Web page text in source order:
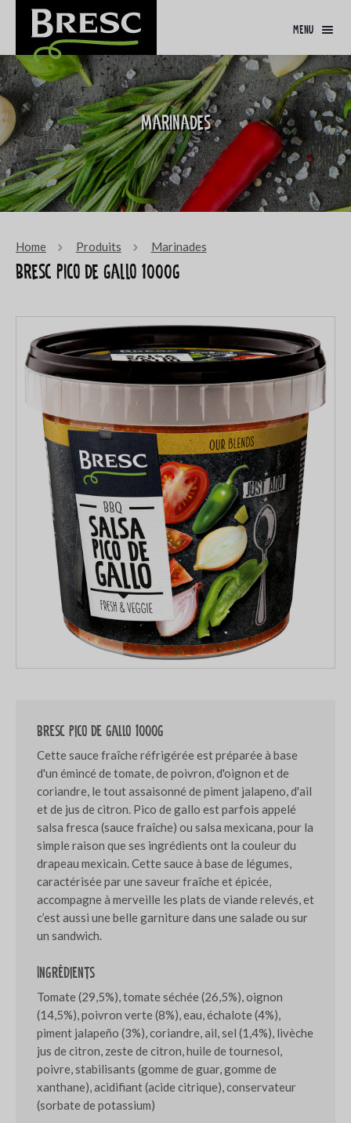
menu
Marinades
Home Produits Marinades
Bresc Pico de gallo 1000g
Bresc Pico de gallo 1000g
Cette sauce fraîche réfrigérée est préparée à base
d'un émincé de tomate, de poivron, d'oignon et de
coriandre, le tout assaisonné de piment jalapeno, d'ail
et de jus de citron. Pico de gallo est parfois appelé
salsa fresca (sauce fraîche) ou salsa mexicana, pour la
simple raison que ses ingrédients ont la couleur du
drapeau mexicain. Cette sauce à base de légumes,
caractérisée par une saveur fraîche et épicée,
accompagne à merveille les plats de viande relevés, et
c’est aussi une belle garniture dans une salade ou sur
un sandwich.
Ingrédients
Tomate (29,5%), tomate séchée (26,5%), oignon
(14,5%), poivron verte (8%), eau, échalote (4%),
piment jalapeño (3%), coriandre, ail, sel (1,4%), livèche
jus de citron, zeste de citron, huile de tournesol,
poivre, stabilisants (gomme de guar, gomme de
xanthane), acidifiant (acide citrique), conservateur
(sorbate de potassium)